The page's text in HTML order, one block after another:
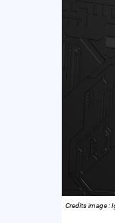
Credits image :